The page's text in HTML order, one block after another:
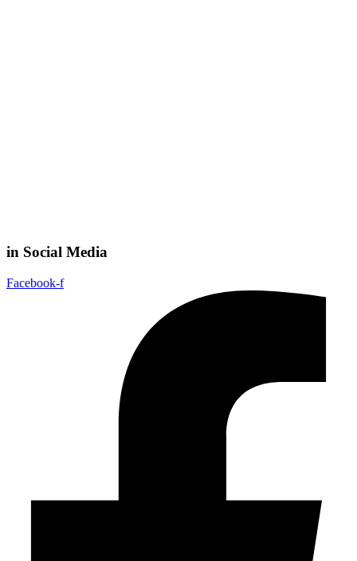
in Social Media
Facebook-f